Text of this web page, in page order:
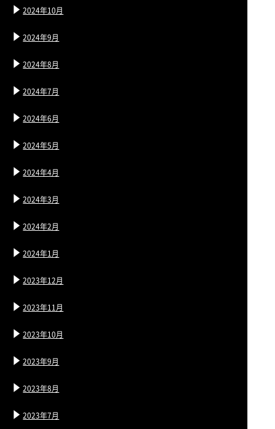
2024年10月
2024年9月
2024年8月
2024年7月
2024年6月
2024年5月
2024年4月
2024年3月
2024年2月
2024年1月
2023年12月
2023年11月
2023年10月
2023年9月
2023年8月
2023年7月